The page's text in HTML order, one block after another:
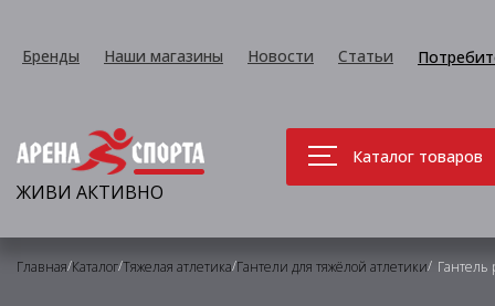
Бренды Наши магазины Новости Статьи
ЖИВИ АКТИВНО
Каталог товаров
Главная/Каталог/Тяжелая атлетика/Гантели для тяжёлой атлетики/ Гантель